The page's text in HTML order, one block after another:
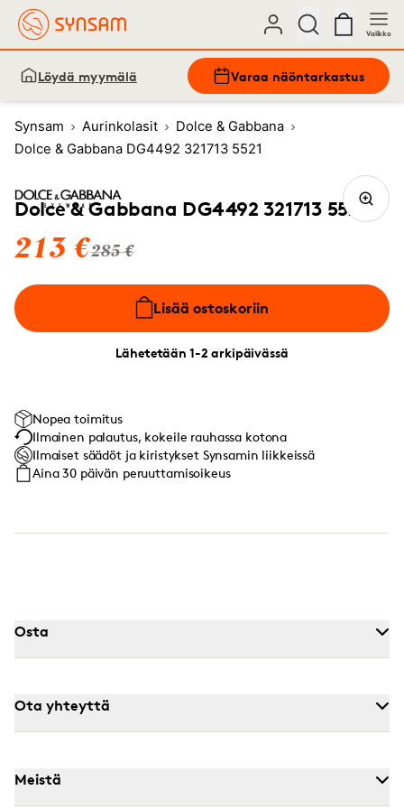
Valikko
Löydä myymälä Varaa näöntarkastus
Synsam Aurinkolasit
Dolce & Gabbana
Dolce & Gabbana DG4492 321713 5521
Dolce & Gabbana DG4492 321713 5521
213 €285 €
Lisää ostoskoriin
Lähetetään 1-2 arkipäivässä
Nopea toimitus
Ilmainen palautus, kokeile rauhassa kotona
Ilmaiset säädöt ja kiristykset Synsamin liikkeissä
Aina 30 päivän peruuttamisoikeus
Osta
Ota yhteyttä
Meistä